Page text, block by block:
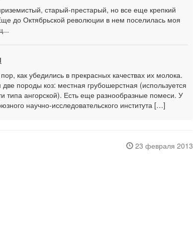
старый-престарый, но все еще крепкий
до Октябрьской революции в нем поселилась моя
как убедились в прекрасных качествах их молока.
породы коз: местная грубошерстная (используется
типа ангорской). Есть еще разнообразные помеси. У
научно-исследовательского института […]
23 февраля 2013